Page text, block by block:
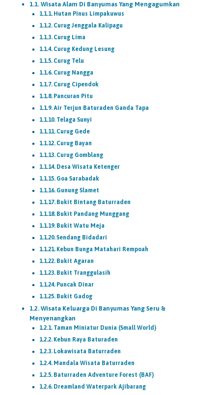
Wisata Alam Di Banyumas Yang Mengagumkan
Hutan Pinus Limpakuwus
Curug Jenggala Kalipagu
Curug Lima
Curug Kedung Lesung
Curug Telu
Curug Nangga
Curug Cipendok
Pancuran Pitu
Air Terjun Baturaden Ganda Tapa
Telaga Sunyi
Curug Gede
Curug Bayan
Curug Gomblang
Desa Wisata Ketenger
Goa Sarabadak
Gunung Slamet
Bukit Bintang Baturraden
Bukit Pandang Munggang
Bukit Watu Meja
Sendang Bidadari
Kebun Bunga Matahari Rempoah
Bukit Agaran
Bukit Tranggulasih
Puncak Dinar
Bukit Gadog
Wisata Keluarga Di Banyumas Yang Seru &
Menyenangkan
Taman Miniatur Dunia (Small World)
Kebun Raya Baturaden
Lokawisata Baturraden
Mandala Wisata Baturraden
Baturraden Adventure Forest (BAF)
Dreamland Waterpark Ajibarang